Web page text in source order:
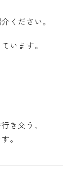
ください。
います。
き交う、
。